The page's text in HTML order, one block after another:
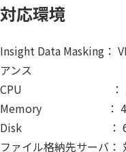
対応環境
Insight Data Masking：
アンス
CPU ：
Memory ：
Disk ：
ファイル格納先サーバ：